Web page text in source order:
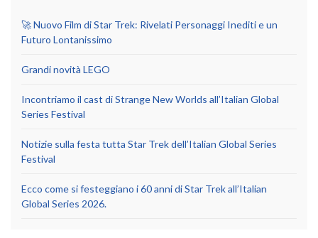
🚀 Nuovo Film di Star Trek: Rivelati Personaggi Inediti e un
Futuro Lontanissimo
Grandi novità LEGO
Incontriamo il cast di Strange New Worlds all’Italian Global
Series Festival
Notizie sulla festa tutta Star Trek dell’Italian Global Series
Festival
Ecco come si festeggiano i 60 anni di Star Trek all’Italian
Global Series 2026.